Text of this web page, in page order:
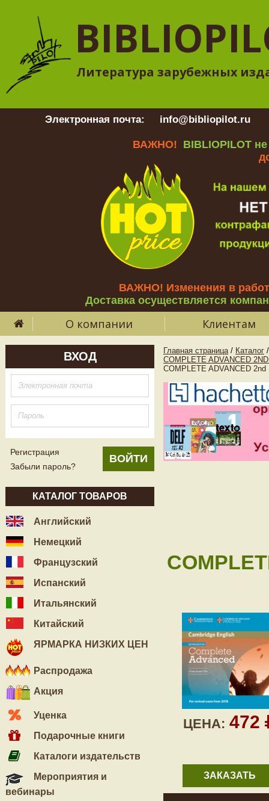
Литература зарубежных
Электронная почта: info@bibliopilot.ru
ВАЖНО! BIBLIOPILOT
ВАЖНО! Изменения в
Доставка осуществляется
О компании Клиентам
ВХОД
Регистрация
Забыли пароль?
КАТАЛОГ ТОВАРОВ
Английский
Немецкий
Французский
Испанский
Итальянский
Китайский
ЯРМАРКА НИЗКИХ ЦЕН
Распродажа
Акция
Уценка
Подарочные книги
Каталоги издательств
Мероприятия и
вебинары
Главная страница / Каталог /
COMPLETE ADVANCED
COMPLETE ADVANCED
ЦЕНА: 472
ЗАКАЗАТЬ